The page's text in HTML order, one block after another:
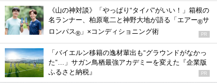
《山の神対談》「やっぱり“タイパ”がいい！」箱根の
名ランナー、柏原竜二と神野大地が語る「エアー®サ
ロンパス® 」×コンディショニング術 PR
「バイエルン移籍の逸材輩出も“グラウンドがなかっ
た”…」サガン鳥栖最強アカデミーを変えた『企業版
ふるさと納税』
PR